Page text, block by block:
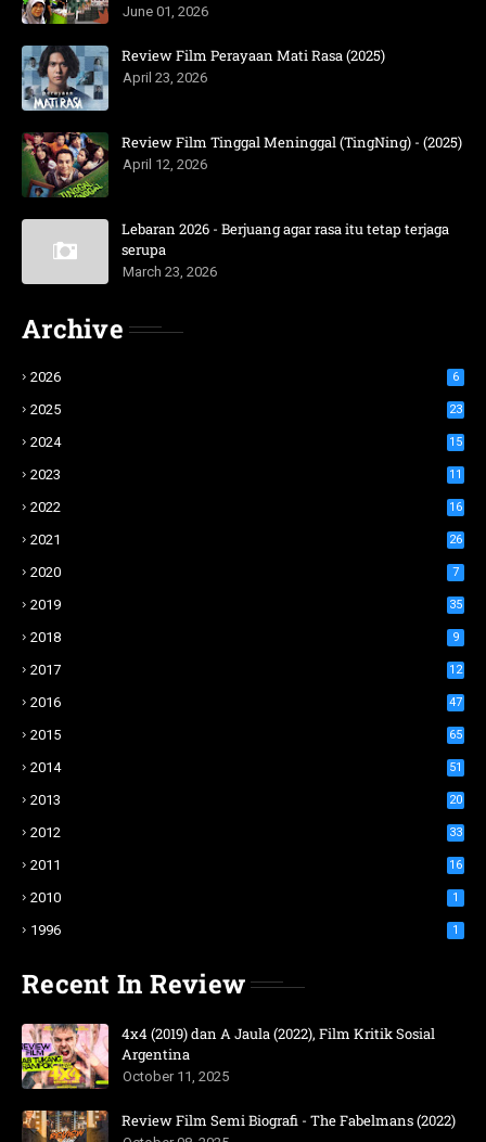
June 01, 2026
Review Film Perayaan Mati Rasa (2025)
April 23, 2026
Review Film Tinggal Meninggal (TingNing) - (2025)
April 12, 2026
Lebaran 2026 - Berjuang agar rasa itu tetap terjaga
serupa
March 23, 2026
Archive
2026 6
2025 23
2024 15
2023 11
2022 16
2021 26
2020 7
2019 35
2018 9
2017 12
2016 47
2015 65
2014 51
2013 20
2012 33
2011 16
2010 1
1996 1
Recent In Review
4x4 (2019) dan A Jaula (2022), Film Kritik Sosial
Argentina
October 11, 2025
Review Film Semi Biografi - The Fabelmans (2022)